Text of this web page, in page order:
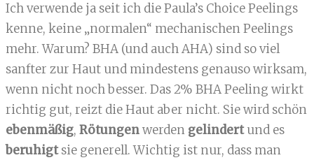
Ich verwende ja seit ich die Paula’s Choice Peelings
kenne, keine „normalen“ mechanischen Peelings
mehr. Warum? BHA (und auch AHA) sind so viel
sanfter zur Haut und mindestens genauso wirksam,
wenn nicht noch besser. Das 2% BHA Peeling wirkt
richtig gut, reizt die Haut aber nicht. Sie wird schön
ebenmäßig, Rötungenwerden gelindertund es
beruhigtsie generell. Wichtig ist nur, dass man